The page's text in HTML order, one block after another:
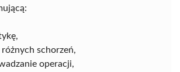
różnych schorzeń,
operacji,